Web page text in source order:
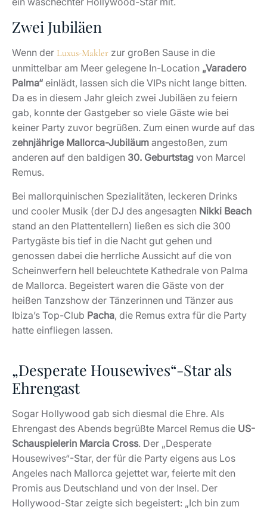
Zwei Jubiläen
Wenn der Luxus-Makler zur großen Sause in die
unmittelbar am Meer gelegene In-Location „Varadero
Palma“ einlädt, lassen sich die VIPs nicht lange bitten.
Da es in diesem Jahr gleich zwei Jubiläen zu feiern
gab, konnte der Gastgeber so viele Gäste wie bei
keiner Party zuvor begrüßen. Zum einen wurde auf das
zehnjährige Mallorca-Jubiläum angestoßen, zum
anderen auf den baldigen 30. Geburtstag von Marcel
Remus.
Bei mallorquinischen Spezialitäten, leckeren Drinks
und cooler Musik (der DJ des angesagten Nikki Beach
stand an den Plattentellern) ließen es sich die 300
Partygäste bis tief in die Nacht gut gehen und
genossen dabei die herrliche Aussicht auf die von
Scheinwerfern hell beleuchtete Kathedrale von Palma
de Mallorca. Begeistert waren die Gäste von der
heißen Tanzshow der Tänzerinnen und Tänzer aus
Ibiza’s Top-Club Pacha, die Remus extra für die Party
hatte einfliegen lassen.
„Desperate Housewives“-Star als
Ehrengast
Sogar Hollywood gab sich diesmal die Ehre. Als
Ehrengast des Abends begrüßte Marcel Remus die US-
Schauspielerin Marcia Cross. Der „Desperate
Housewives“-Star, der für die Party eigens aus Los
Angeles nach Mallorca gejettet war, feierte mit den
Promis aus Deutschland und von der Insel. Der
Hollywood-Star zeigte sich begeistert: „Ich bin zum